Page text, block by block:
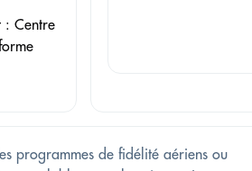
: Centre
programmes de fidélité aériens ou